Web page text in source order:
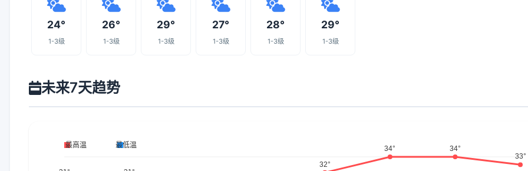
24°
1-3级
26°
1-3级
29°
1-3级
27°
1-3级
28°
1-3级
29°
1-3级
未来7天趋势